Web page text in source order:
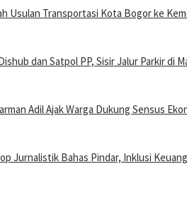
Usulan Transportasi Kota Bogor ke
dan Satpol PP, Sisir Jalur Parkir di
Adil Ajak Warga Dukung Sensus
Jurnalistik Bahas Pindar, Inklusi